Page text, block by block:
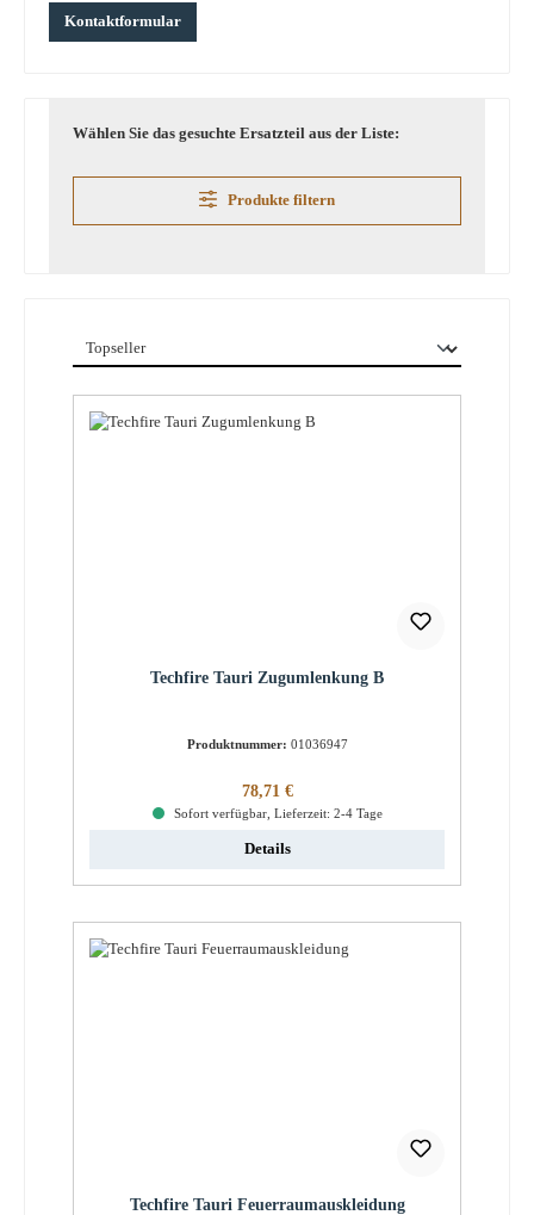
Kontaktformular
Wählen Sie das gesuchte Ersatzteil aus der Liste:
Produkte filtern
Techfire Tauri Zugumlenkung B
Produktnummer: 01036947
Regulärer Preis:
78,71 €
Sofort verfügbar, Lieferzeit: 2-4 Tage
Details
Techfire Tauri Feuerraumauskleidung